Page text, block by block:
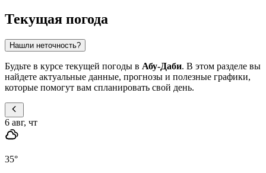
Текущая погода
Нашли неточность?
Будьте в курсе текущей погоды в Абу-Даби. В этом разделе вы
найдете актуальные данные, прогнозы и полезные графики,
которые помогут вам спланировать свой день.
6 авг, чт
35°